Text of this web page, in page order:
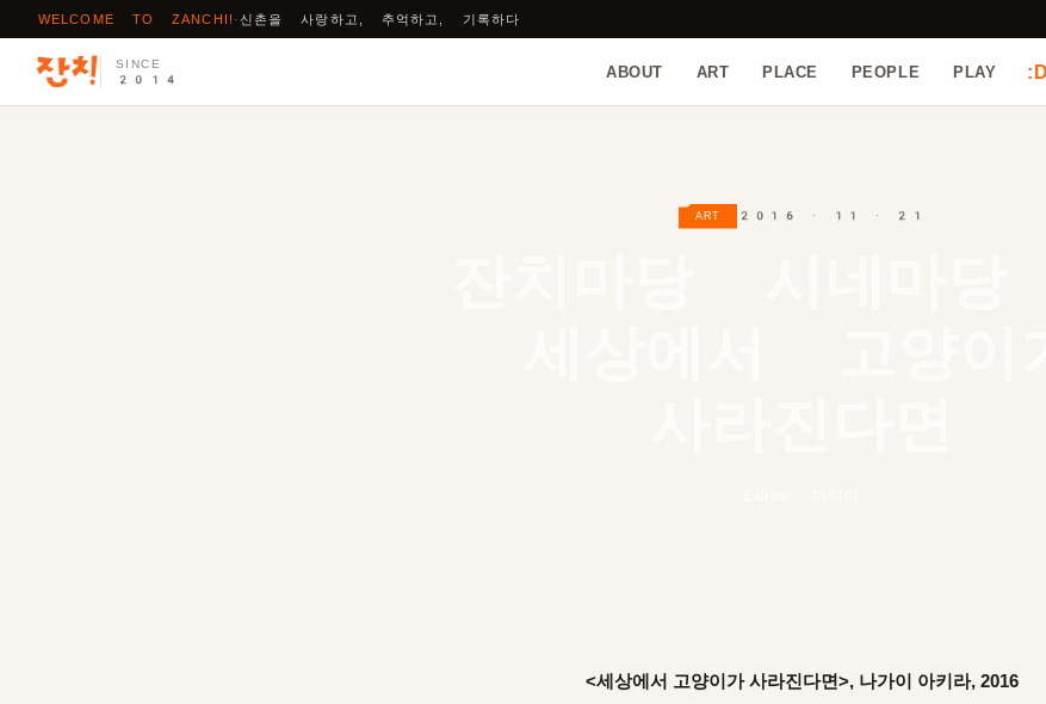
WELCOME TO ZANCHI! ·신촌을 사랑하고, 추억하고, 기록하다
SINCE
2014
ABOUT ART PLACE PEOPLE PLAY :D
ART 2016 · 11 · 21
잔치마당 시네마
<세상에서 고양이가 사라진다면>, 나가이 아키라, 2016